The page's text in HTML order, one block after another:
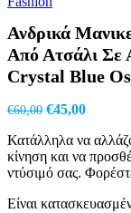
Ανδρικά
Από Ατσάλι Σε
Crystal Blue
€60,00 Original
was:
€60,00.
€45,00Η
τιμή
είναι:
€45,00.
Κατάλληλα να
κίνηση και να
ντύσιμό σας.
Είναι